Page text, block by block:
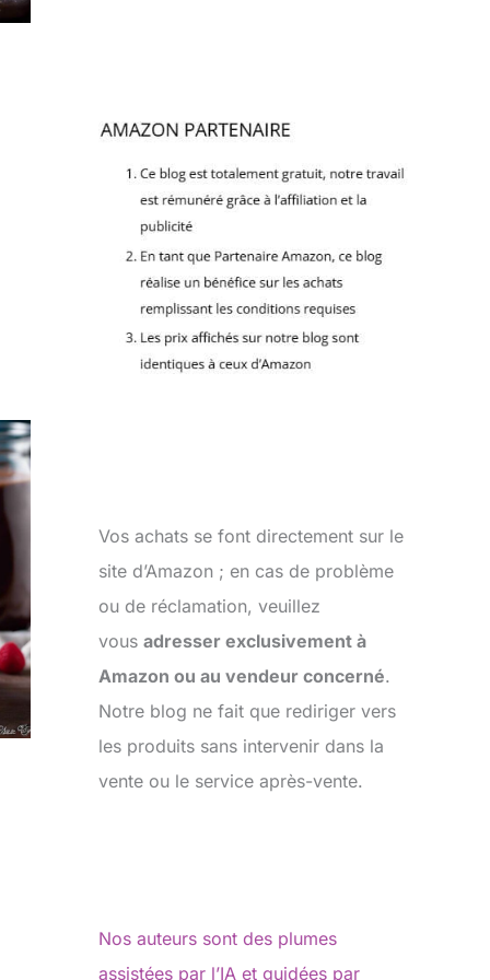
Vos achats se font directement sur le
site d’Amazon ; en cas de problème
ou de réclamation, veuillez
vous adresser exclusivement à
Amazon ou au vendeur concerné.
Notre blog ne fait que rediriger vers
les produits sans intervenir dans la
vente ou le service après-vente.
Nos auteurs sont des plumes
assistées par l’IA et guidées par